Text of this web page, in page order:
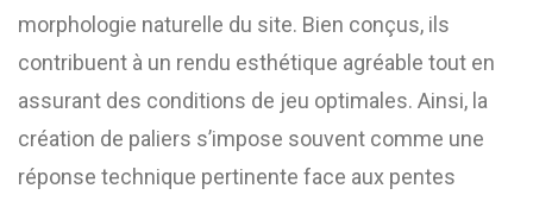
morphologie naturelle du site. Bien conçus, ils
contribuent à un rendu esthétique agréable tout en
assurant des conditions de jeu optimales. Ainsi, la
création de paliers s’impose souvent comme une
réponse technique pertinente face aux pentes